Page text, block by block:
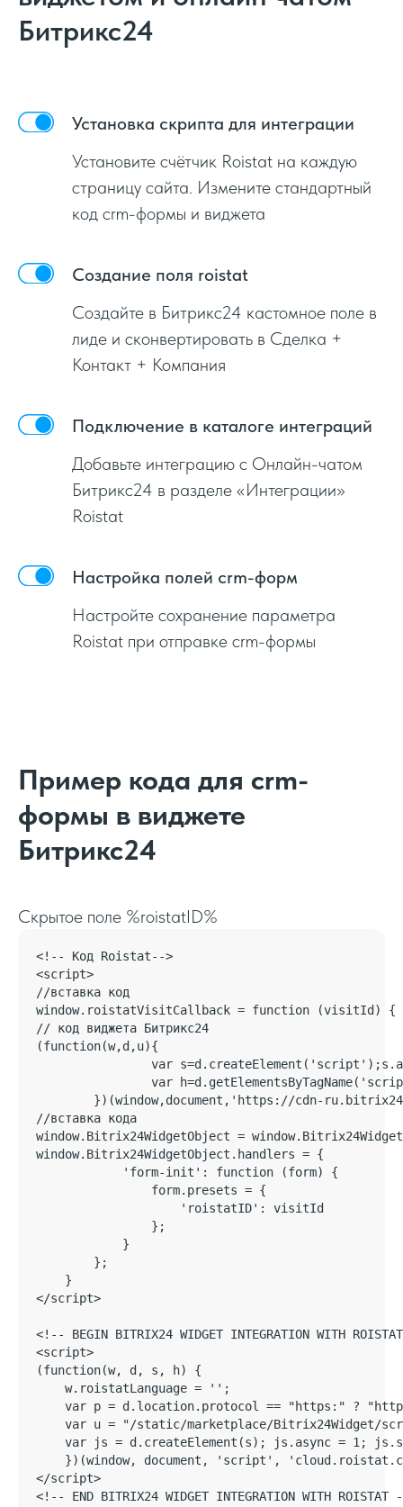
Битрикс24
Установка скрипта для интеграции
Установите счётчик Roistat на каждую
страницу сайта. Измените стандартный
код crm-формы и виджета
Создание поля roistat
Создайте в Битрикс24 кастомное поле в
лиде и сконвертировать в Сделка +
Контакт + Компания
Подключение в каталоге интеграций
Добавьте интеграцию с Онлайн-чатом
Битрикс24 в разделе «Интеграции»
Roistat
Настройка полей crm-форм
Настройте сохранение параметра
Roistat при отправке crm-формы
Пример кода для crm-
формы в виджете
Битрикс24
Скрытое поле %roistatID%
<!-- Код Roistat-->
<script>
//вставка код
window.roistatVisitCallback = function (visitId) {
// код виджета Битрикс24
(function(w,d,u){
var
var
})(window,document,'https://cdn-
//вставка кода
window.Bitrix24WidgetObject =
window.Bitrix24WidgetObject.handlers = {
            'form-init': function (form) {
                form.presets = {
                    'roistatID': visitId
                };
            }
        };
    }
</script>
<!-- BEGIN BITRIX24 WIDGET INTEGRATION WITH
<script>
(function(w, d, s, h) {
    w.roistatLanguage = '';
var p = d.location.protocol == "https:" ?
var u = "/static/marketplace/Bitrix24Widget/
var js = d.createElement(s); js.async = 1;
})(window, document, 'script',
</script>
<!-- END BITRIX24 WIDGET INTEGRATION WITH ROISTAT